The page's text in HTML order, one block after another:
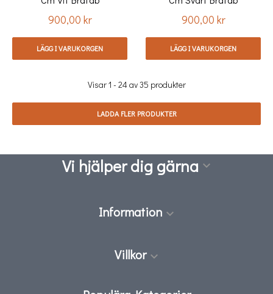
Pris
900,00 kr
LÄGG I VARUKORGEN
Pris
900,00 kr
LÄGG I VARUKORGEN
Visar 1 - 24 av 35 produkter
LADDA FLER PRODUKTER
Vi hjälper dig gärna 
Information 
Villkor 